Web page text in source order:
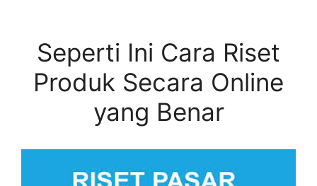
Seperti Ini Cara Riset
Produk Secara Online
yang Benar